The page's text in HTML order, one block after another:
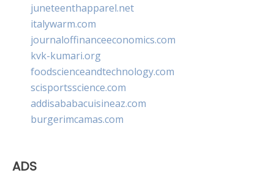
juneteenthapparel.net
italywarm.com
journaloffinanceeconomics.com
kvk-kumari.org
foodscienceandtechnology.com
scisportsscience.com
addisababacuisineaz.com
burgerimcamas.com
ADS